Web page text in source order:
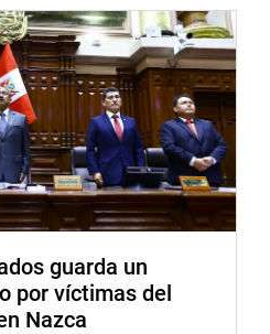
guarda un
por víctimas del
Nazca